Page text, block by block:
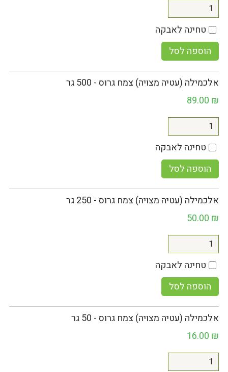
טחינה לאבקה
הוספה לסל
אלכמילה (עטיה מצויה) צמח גרוס - 500 גר
89.00 ₪
טחינה לאבקה
הוספה לסל
אלכמילה (עטיה מצויה) צמח גרוס - 250 גר
50.00 ₪
טחינה לאבקה
הוספה לסל
אלכמילה (עטיה מצויה) צמח גרוס - 50 גר
16.00 ₪